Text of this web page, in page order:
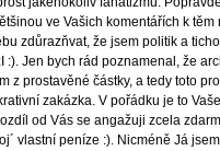
ve Vašich komentářích k těm
zdůrazňvat, že jsem politik a
:). Jen bych rád poznamenal, že
z prostavěné částky, a tedy toto
zakázka. V pořádku je to Vaše
od Vás se angažuji zcela
vlastní peníze :). Nicméně Já